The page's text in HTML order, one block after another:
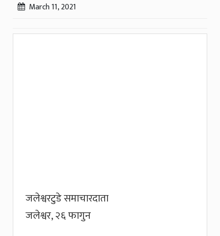
March 11, 2021
जलेश्वरटुडे समाचारदाता
जलेश्वर, २६ फागुन